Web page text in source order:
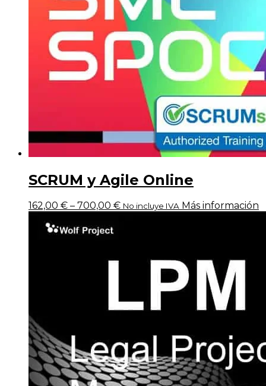
SCRUM y Agile Online
162,00 € – 700,00 € No incluye IVA Más información